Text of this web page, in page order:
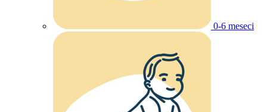
0-6 meseci